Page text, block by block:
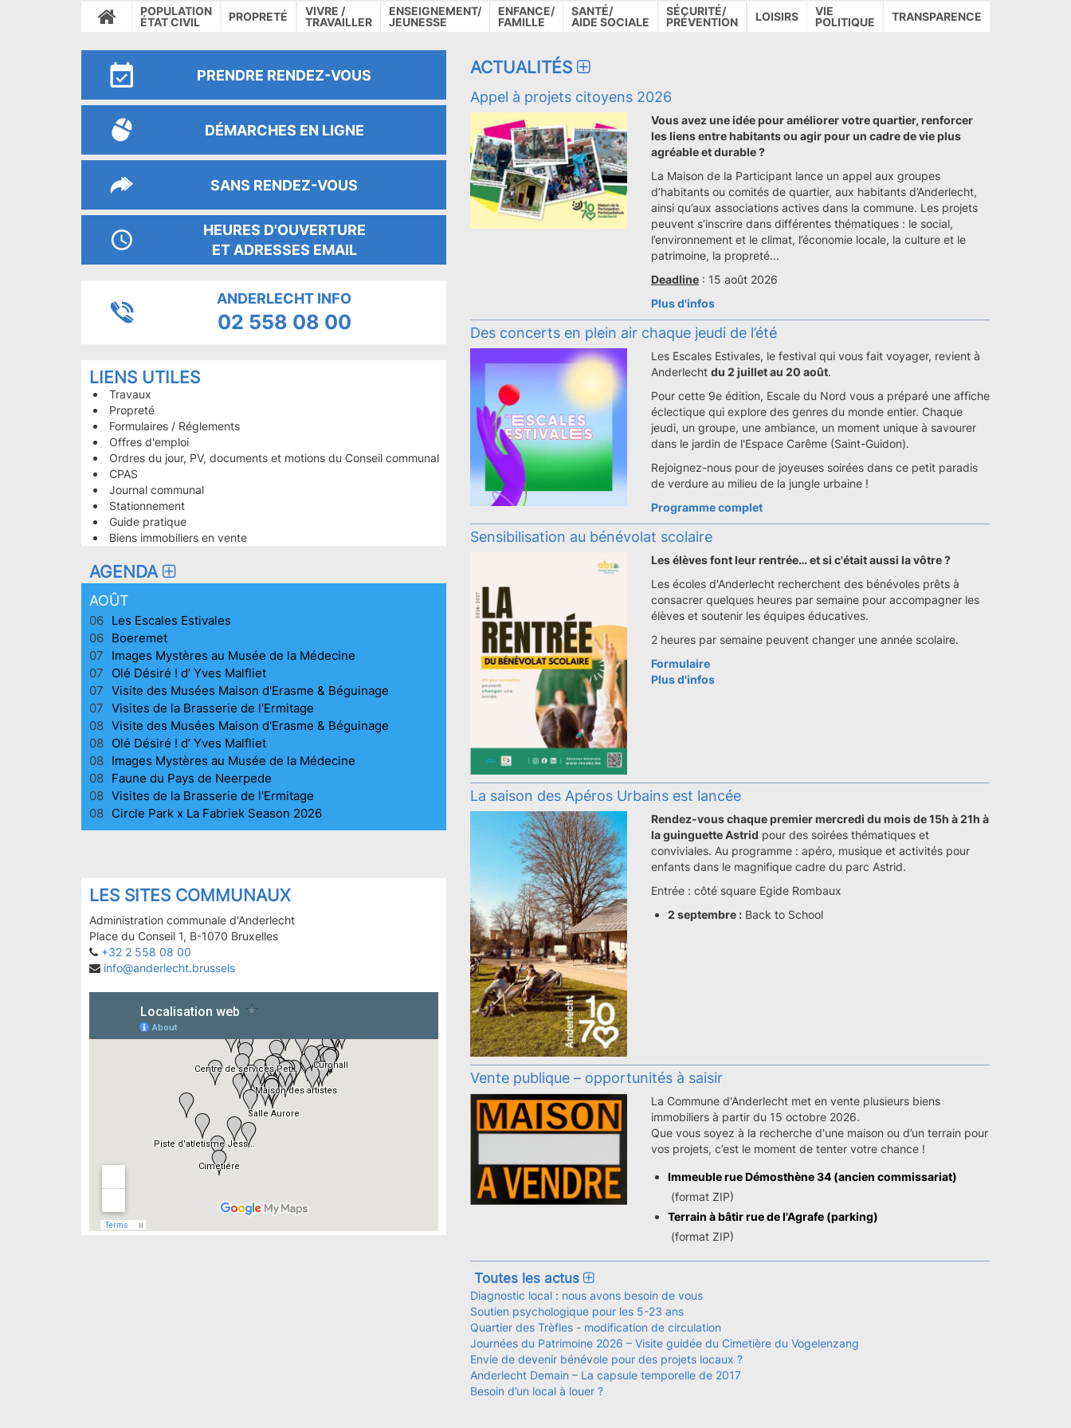
ACCUEIL
POPULATION
ÉTAT CIVIL
PROPRETÉ
VIVRE /
TRAVAILLER
ENSEIGNEMENT/
JEUNESSE
ENFANCE/
FAMILLE
SANTÉ/
AIDE SOCIALE
SÉCURITÉ/
PRÉVENTION
LOISIRS
VIE
POLITIQUE
TRANSPARENCE
PRENDRE RENDEZ-VOUS
DÉMARCHES EN LIGNE
SANS RENDEZ-VOUS
HEURES D'OUVERTURE
ET ADRESSES EMAIL
ANDERLECHT INFO
02 558 08 00
PAGES
LES
PLUS
CONSULTÉES
HOMEPAGE
LIENS UTILES
Travaux
Propreté
Formulaires / Réglements
Offres d'emploi
Ordres du jour, PV, documents et motions du Conseil communal
CPAS
Journal communal
Stationnement
Guide pratique
Biens immobiliers en vente
AGENDA
AOÛT
06 Les Escales Estivales
06 Boeremet
07
Images Mystères au Musée de la Médecine
07
Olé Désiré ! d’ Yves Malfliet
07 Visite des Musées Maison d'Erasme & Béguinage
07 Visites de la Brasserie de l'Ermitage
08 Visite des Musées Maison d'Erasme & Béguinage
08 Olé Désiré ! d’ Yves Malfliet
08 Images Mystères au Musée de la Médecine
08 Faune du Pays de Neerpede
08 Visites de la Brasserie de l'Ermitage
08 Circle Park x La Fabriek Season 2026
LES SITES COMMUNAUX
Administration communale d'Anderlecht
Place du Conseil 1, B-1070 Bruxelles
+32 2 558 08 00
info@anderlecht.brussels
ACTUALITÉS
Appel à projets citoyens 2026
Vous avez une idée pour améliorer votre quartier, renforcer
les liens entre habitants ou agir pour un cadre de vie plus
agréable et durable ?
La Maison de la Participant lance un appel aux groupes
d’habitants ou comités de quartier, aux habitants d’Anderlecht,
ainsi qu’aux associations actives dans la commune. Les projets
peuvent s’inscrire dans différentes thématiques : le social,
l’environnement et le climat, l’économie locale, la culture et le
patrimoine, la propreté...
Deadline : 15 août 2026
Plus d'infos
Des concerts en plein air chaque jeudi de l’été
Les Escales Estivales, le festival qui vous fait voyager, revient à
Anderlecht du 2 juillet au 20 août.
Pour cette 9e édition, Escale du Nord vous a préparé une affiche
éclectique qui explore des genres du monde entier. Chaque
jeudi, un groupe, une ambiance, un moment unique à savourer
dans le jardin de l'Espace Carême (Saint-Guidon).
Rejoignez-nous pour de joyeuses soirées dans ce petit paradis
de verdure au milieu de la jungle urbaine !
Programme complet
Sensibilisation au bénévolat scolaire
Les élèves font leur rentrée… et si c'était aussi la vôtre ?
Les écoles d'Anderlecht recherchent des bénévoles prêts à
consacrer quelques heures par semaine pour accompagner les
élèves et soutenir les équipes éducatives.
2 heures par semaine peuvent changer une année scolaire.
Formulaire
Plus d'infos
La saison des Apéros Urbains est lancée
Rendez-vous chaque premier mercredi du mois de 15h à 21h à
la guinguette Astrid pour des soirées thématiques et
conviviales. Au programme : apéro, musique et activités pour
enfants dans le magnifique cadre du parc Astrid.
Entrée : côté square Egide Rombaux
2 septembre : Back to School
Vente publique – opportunités à saisir
La Commune d'Anderlecht met en vente plusieurs biens
immobiliers à partir du 15 octobre 2026.
Que vous soyez à la recherche d'une maison ou d’un terrain pour
vos projets, c’est le moment de tenter votre chance !
Immeuble rue Démosthène 34 (ancien commissariat)
(format ZIP)
Terrain à bâtir rue de l'Agrafe (parking)
(format ZIP)
Toutes les actus
Diagnostic local : nous avons besoin de vous
Soutien psychologique pour les 5-23 ans
Quartier des Trèfles - modification de circulation
Journées du Patrimoine 2026 – Visite guidée du Cimetière du Vogelenzang
Envie de devenir bénévole pour des projets locaux ?
Anderlecht Demain – La capsule temporelle de 2017
Besoin d’un local à louer ?